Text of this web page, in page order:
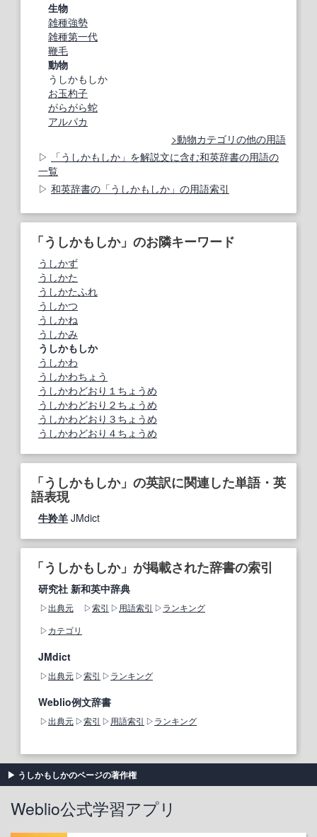
生物
雑種強勢
雑種第一代
鞭毛
動物
うしかもしか
お玉杓子
がらがら蛇
アルパカ
動物カテゴリの他の用語
「うしかもしか」を解説文に含む和英辞書の用語の
一覧
和英辞書の「うしかもしか」の用語索引
「うしかもしか」のお隣キーワード
うしかず
うしかた
うしかたふれ
うしかつ
うしかね
うしかみ
うしかもしか
うしかわ
うしかわちょう
うしかわどおり１ちょうめ
うしかわどおり２ちょうめ
うしかわどおり３ちょうめ
うしかわどおり４ちょうめ
「うしかもしか」の英訳に関連した単語・英
語表現
牛羚羊 JMdict
「うしかもしか」が掲載された辞書の索引
研究社 新和英中辞典
出典元 索引 用語索引
ランキング
カテゴリ
JMdict
出典元 索引 ランキング
Weblio例文辞書
出典元 索引 用語索引 ランキング
うしかもしかのページの著作権
Weblio公式学習アプリ